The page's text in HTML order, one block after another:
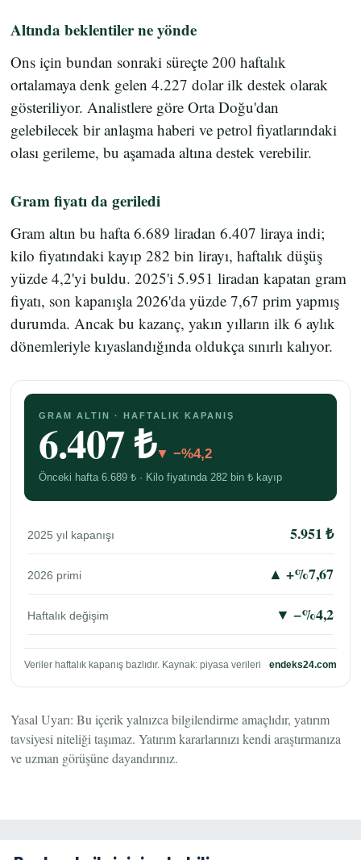
Altında beklentiler ne yönde
Ons için bundan sonraki süreçte 200 haftalık
ortalamaya denk gelen 4.227 dolar ilk destek olarak
gösteriliyor. Analistlere göre Orta Doğu'dan
gelebilecek bir anlaşma haberi ve petrol fiyatlarındaki
olası gerileme, bu aşamada altına destek verebilir.
Gram fiyatı da geriledi
Gram altın bu hafta 6.689 liradan 6.407 liraya indi;
kilo fiyatındaki kayıp 282 bin lirayı, haftalık düşüş
yüzde 4,2'yi buldu. 2025'i 5.951 liradan kapatan gram
fiyatı, son kapanışla 2026'da yüzde 7,67 prim yapmış
durumda. Ancak bu kazanç, yakın yılların ilk 6 aylık
dönemleriyle kıyaslandığında oldukça sınırlı kalıyor.
GRAM ALTIN · HAFTALIK KAPANIŞ
6.407 ₺▼ −%4,2
Önceki hafta 6.689 ₺ · Kilo fiyatında 282 bin ₺ kayıp
2025 yıl kapanışı 5.951 ₺
2026 primi ▲ +%7,67
Haftalık değişim ▼ −%4,2
Veriler haftalık kapanış bazlıdır. Kaynak: piyasa verileri endeks24.com
Yasal Uyarı: Bu içerik yalnızca bilgilendirme amaçlıdır, yatırım
tavsiyesi niteliği taşımaz. Yatırım kararlarınızı kendi araştırmanıza
ve uzman görüşüne dayandırınız.